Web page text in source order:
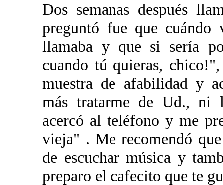
Dos semanas después
preguntó fue que
llamaba y que si sería
cuando tú quieras,
muestra de afabilidad y
más tratarme de Ud., ni
acercó al teléfono y me
vieja" . Me recomendó
de escuchar música y
preparo el cafecito que te